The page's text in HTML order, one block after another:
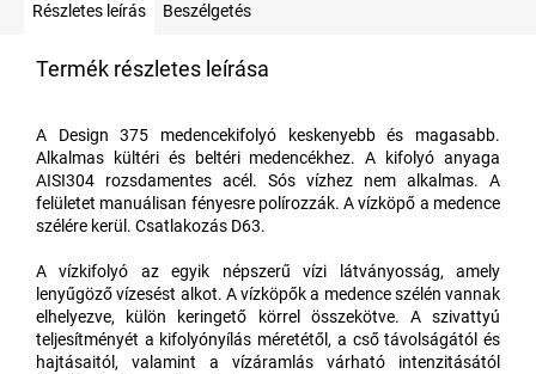
Részletes leírás Beszélgetés
Termék részletes leírása
A Design 375 medencekifolyó keskenyebb és magasabb.
Alkalmas kültéri és beltéri medencékhez. A kifolyó anyaga
AISI304 rozsdamentes acél. Sós vízhez nem alkalmas. A
felületet manuálisan fényesre polírozzák. A vízköpő a medence
szélére kerül. Csatlakozás D63.
A vízkifolyó az egyik népszerű vízi látványosság, amely
lenyűgöző vízesést alkot. A vízköpők a medence szélén vannak
elhelyezve, külön keringető körrel összekötve. A szivattyú
teljesítményét a kifolyónyílás méretétől, a cső távolságától és
hajtásaitól, valamint a vízáramlás várható intenzitásától